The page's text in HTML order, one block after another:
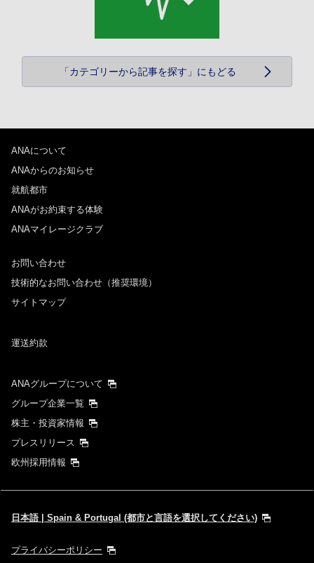
「カテゴリーから記事を探す」にもどる
ANAについて
ANAからのお知らせ
就航都市
ANAがお約束する体験
ANAマイレージクラブ
お問い合わせ
技術的なお問い合わせ（推奨環境）
サイトマップ
運送約款
ANAグループについて
グループ企業一覧
株主・投資家情報
プレスリリース
欧州採用情報
日本語 | Spain & Portugal (都市と言語を選択してください)
プライバシーポリシー